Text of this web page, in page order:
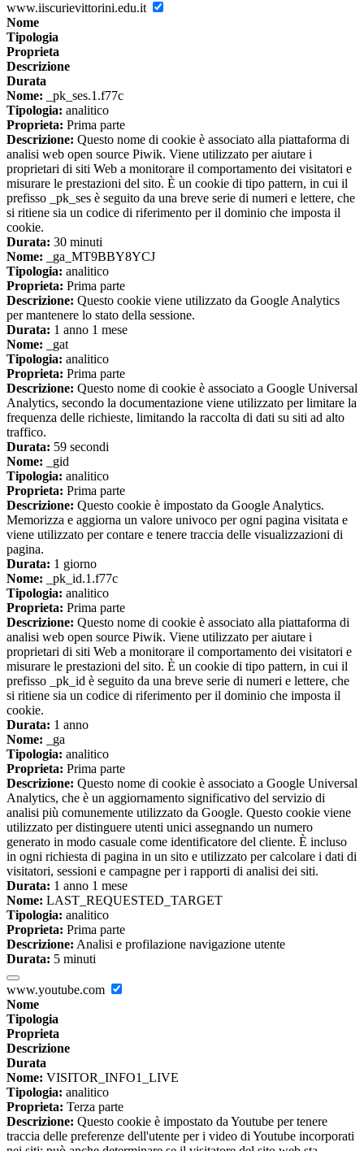
www.iiscurievittorini.edu.it
Nome
Tipologia
Proprieta
Descrizione
Durata
Nome: _pk_ses.1.f77c
Tipologia: analitico
Proprieta: Prima parte
Descrizione: Questo nome di cookie è associato alla piattaforma di
analisi web open source Piwik. Viene utilizzato per aiutare i
proprietari di siti Web a monitorare il comportamento dei visitatori e
misurare le prestazioni del sito. È un cookie di tipo pattern, in cui il
prefisso _pk_ses è seguito da una breve serie di numeri e lettere, che
si ritiene sia un codice di riferimento per il dominio che imposta il
cookie.
Durata: 30 minuti
Nome: _ga_MT9BBY8YCJ
Tipologia: analitico
Proprieta: Prima parte
Descrizione: Questo cookie viene utilizzato da Google Analytics
per mantenere lo stato della sessione.
Durata: 1 anno 1 mese
Nome: _gat
Tipologia: analitico
Proprieta: Prima parte
Descrizione: Questo nome di cookie è associato a Google Universal
Analytics, secondo la documentazione viene utilizzato per limitare la
frequenza delle richieste, limitando la raccolta di dati su siti ad alto
traffico.
Durata: 59 secondi
Nome: _gid
Tipologia: analitico
Proprieta: Prima parte
Descrizione: Questo cookie è impostato da Google Analytics.
Memorizza e aggiorna un valore univoco per ogni pagina visitata e
viene utilizzato per contare e tenere traccia delle visualizzazioni di
pagina.
Durata: 1 giorno
Nome: _pk_id.1.f77c
Tipologia: analitico
Proprieta: Prima parte
Descrizione: Questo nome di cookie è associato alla piattaforma di
analisi web open source Piwik. Viene utilizzato per aiutare i
proprietari di siti Web a monitorare il comportamento dei visitatori e
misurare le prestazioni del sito. È un cookie di tipo pattern, in cui il
prefisso _pk_id è seguito da una breve serie di numeri e lettere, che
si ritiene sia un codice di riferimento per il dominio che imposta il
cookie.
Durata: 1 anno
Nome: _ga
Tipologia: analitico
Proprieta: Prima parte
Descrizione: Questo nome di cookie è associato a Google Universal
Analytics, che è un aggiornamento significativo del servizio di
analisi più comunemente utilizzato da Google. Questo cookie viene
utilizzato per distinguere utenti unici assegnando un numero
generato in modo casuale come identificatore del cliente. È incluso
in ogni richiesta di pagina in un sito e utilizzato per calcolare i dati di
visitatori, sessioni e campagne per i rapporti di analisi dei siti.
Durata: 1 anno 1 mese
Nome: LAST_REQUESTED_TARGET
Tipologia: analitico
Proprieta: Prima parte
Descrizione: Analisi e profilazione navigazione utente
Durata: 5 minuti
www.youtube.com
Nome
Tipologia
Proprieta
Descrizione
Durata
Nome: VISITOR_INFO1_LIVE
Tipologia: analitico
Proprieta: Terza parte
Descrizione: Questo cookie è impostato da Youtube per tenere
traccia delle preferenze dell'utente per i video di Youtube incorporati